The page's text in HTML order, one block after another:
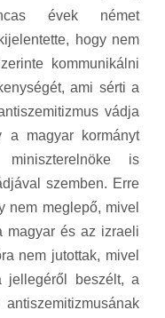
évek német
hogy nem
kommunikálni
ami sérti a
vádja
a magyar kormányt
is
szemben. Erre
nem meglepő, mivel
magyar és az izraeli
nem jutottak, mivel
jellegéről beszélt, a